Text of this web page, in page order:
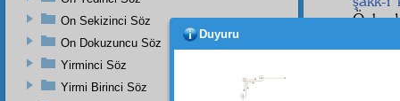
Öyle
On Sekizinci Söz
On Dokuzuncu Söz
Yirminci Söz
Yirmi Birinci Söz
Duyuru